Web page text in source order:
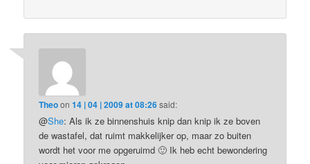
Theoon14 | 04 | 2009 at 08:26said:
@She: Als ik ze binnenshuis knip dan knip ik ze boven
de wastafel, dat ruimt makkelijker op, maar zo buiten
wordt het voor me opgeruimd 🙂 Ik heb echt bewondering